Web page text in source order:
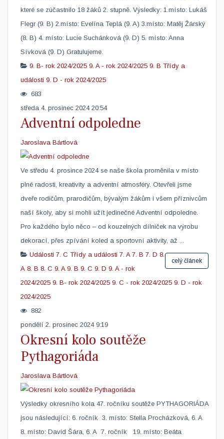
které se zúčastnilo 18 žáků 2. stupně. Výsledky: 1.místo: Lukáš
Flegr (9. B) 2.místo: Evelína Teplá (9. A) 3.místo: Matěj Žárský
(8. B) 4. místo: Lucie Suchánková (9. D) 5. místo: Anna
Sívková (9. D) Gratulujeme. ​ ​
9. B- rok 2024/2025 9. A - rok 2024/2025 9. B Třídy a
události 9. D - rok 2024/2025
683
středa 4. prosinec 2024 20:54
Adventní odpoledne
Jaroslava Bártlová
Ve středu 4. prosince 2024 se naše škola proměnila v místo
plné radosti, kreativity a adventní atmosféry. Otevřeli jsme
dveře rodičům, prarodičům, bývalým žákům i všem příznivcům
naší školy, aby si mohli užít jedinečné Adventní odpoledne.
Pro každého bylo něco – od kouzelných dílniček na výrobu
dekorací, přes zpívání koled a sportovní aktivity, až ...
celý článek
Události 7. C Třídy a události 7. A 7. B 7. D 8.
A 8. B 8. C 9. A 9. B 9. C 9. D 9. A - rok
2024/2025 9. B- rok 2024/2025 9. C - rok 2024/2025 9. D - rok
2024/2025
882
pondělí 2. prosinec 2024 9:19
Okresní kolo soutěže
Pythagoriáda
Jaroslava Bártlová
​Výsledky okresního kola 47. ročníku soutěže PYTHAGORIÁDA
jsou následující: 6. ročník 3. místo: Stella Procházková, 6. A
8. místo: David Šára, 6. A 7. ročník 19. místo: Beáta